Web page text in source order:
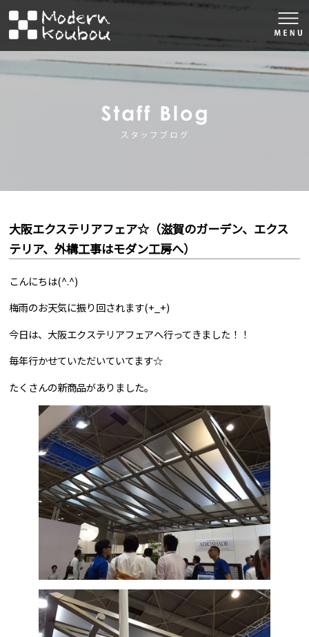
株式会社モダン工房
大阪エクステリアフェア☆（滋賀のガーデン、エクス
テリア、外構工事はモダン工房へ）
こんにちは(^.^)
梅雨のお天気に振り回されます(+_+)
今日は、大阪エクステリアフェアへ行ってきました！！
毎年行かせていただいていてます☆
たくさんの新商品がありました。